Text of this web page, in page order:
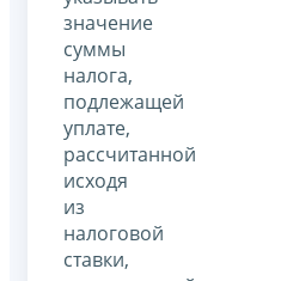
значение
суммы
налога,
подлежащей
уплате,
рассчитанной
исходя
из
налоговой
ставки,